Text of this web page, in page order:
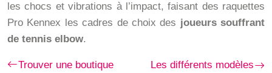
les chocs et vibrations à l’impact, faisant des raquettes
Pro Kennex les cadres de choix des joueurs souffrant
de tennis elbow.
Trouver une boutique
Les différents modèles